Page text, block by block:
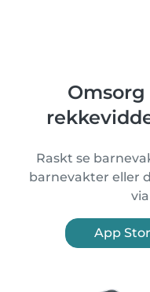
Raskt se
barnevakter eller
App